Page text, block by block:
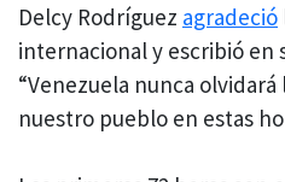
Delcy Rodríguez agradeció
internacional y escribió en
“Venezuela nunca
nuestro pueblo en estas